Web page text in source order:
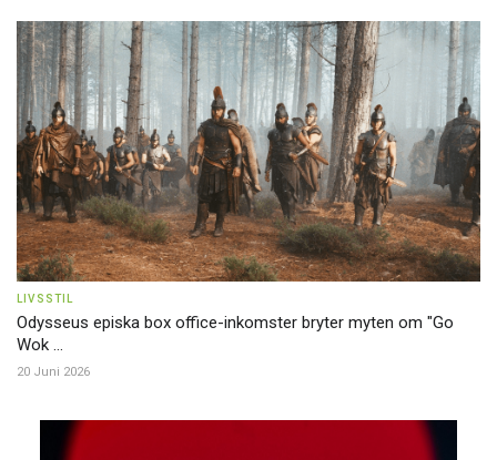
LIVSSTIL
Odysseus episka box office-inkomster bryter myten om "Go
Wok ...
20 Juni 2026